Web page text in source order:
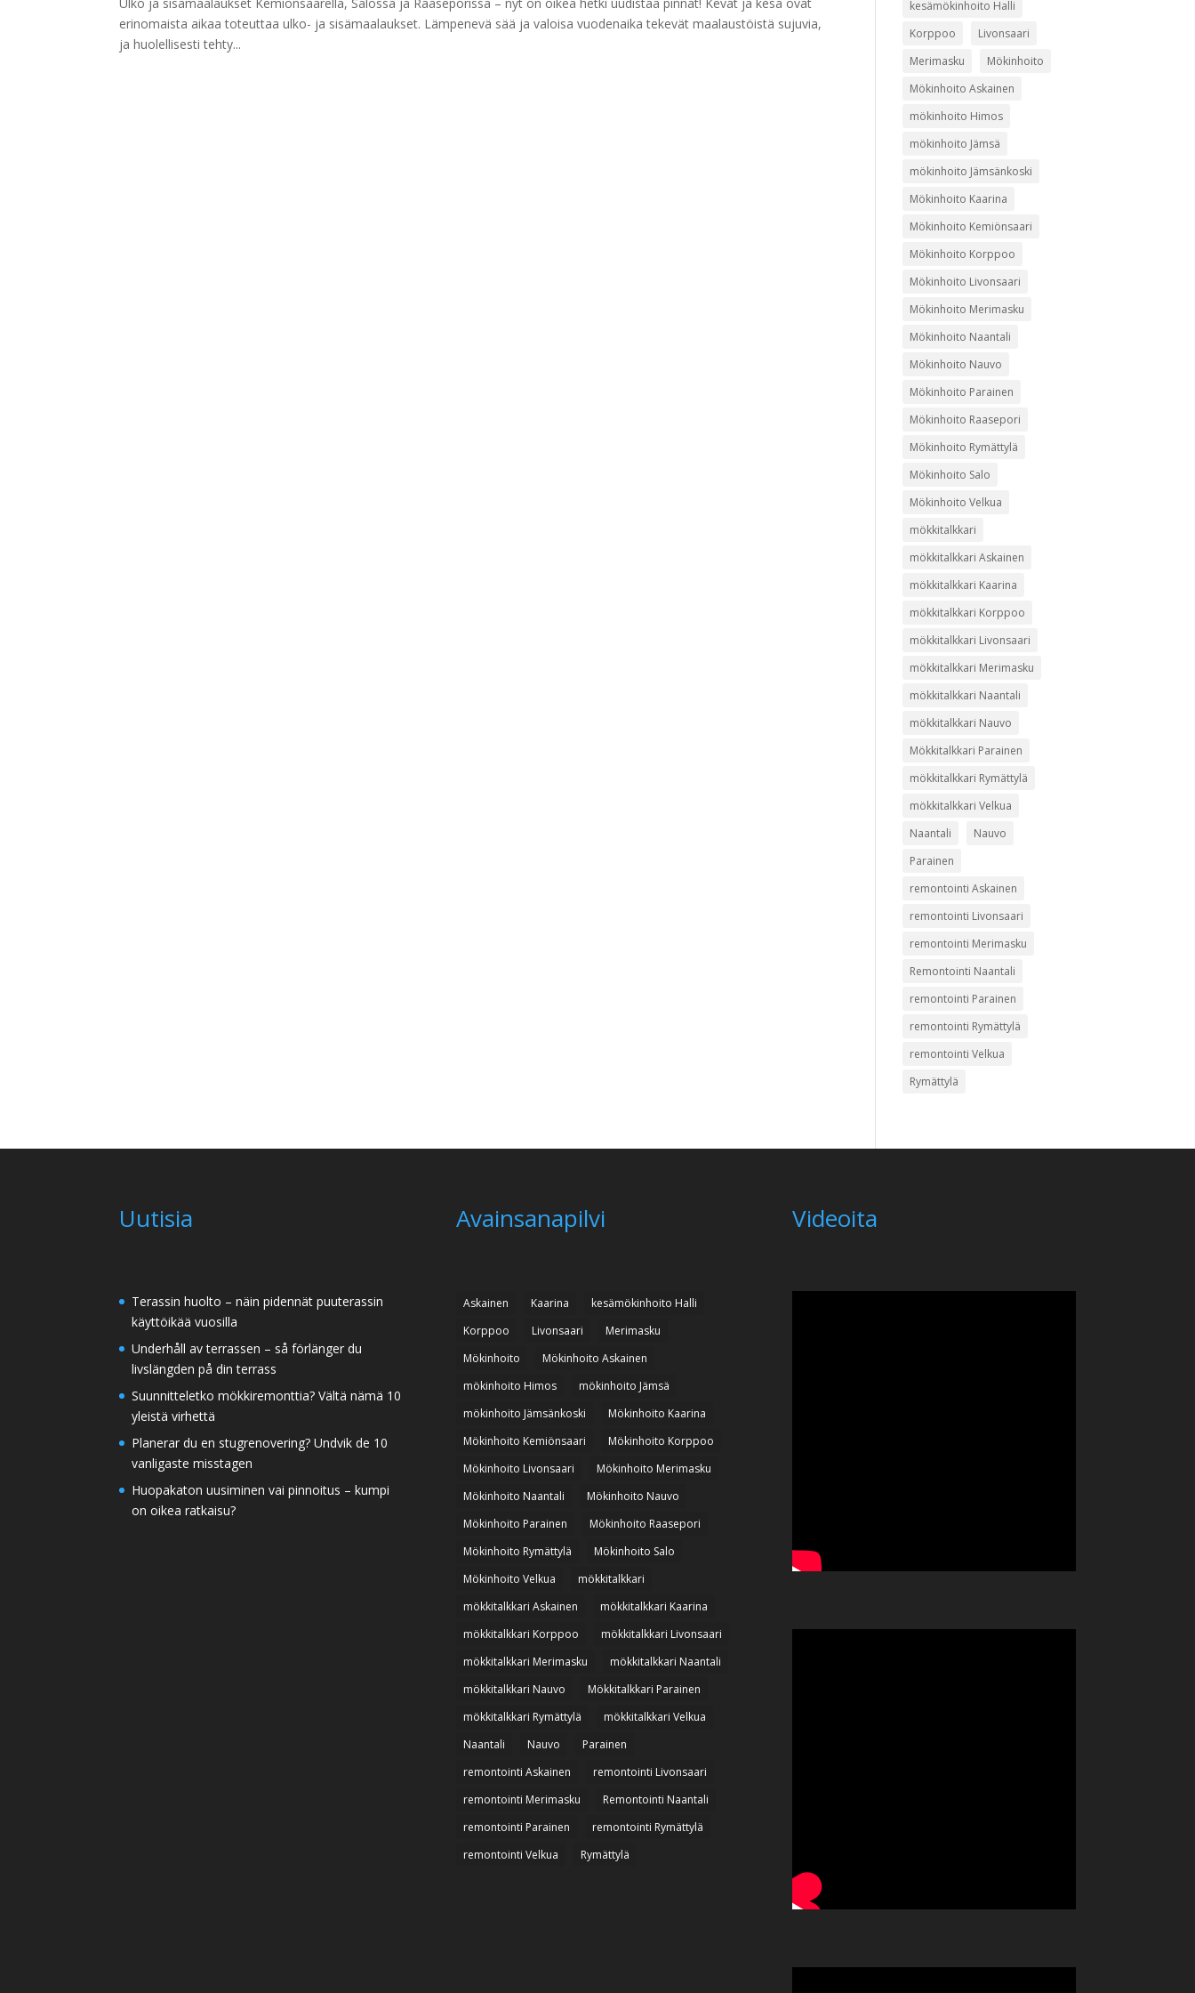
erinomaista aikaa toteuttaa ulko- ja sisämaalaukset. Lämpenevä sää ja valoisa vuodenaika tekevät maalaustöistä sujuvia,
ja huolellisesti tehty...
kesämökinhoito Halli
Korppoo
Livonsaari
Merimasku
Mökinhoito
Mökinhoito Askainen
mökinhoito Himos
mökinhoito Jämsä
mökinhoito Jämsänkoski
Mökinhoito Kaarina
Mökinhoito Kemiönsaari
Mökinhoito Korppoo
Mökinhoito Livonsaari
Mökinhoito Merimasku
Mökinhoito Naantali
Mökinhoito Nauvo
Mökinhoito Parainen
Mökinhoito Raasepori
Mökinhoito Rymättylä
Mökinhoito Salo
Mökinhoito Velkua
mökkitalkkari
mökkitalkkari Askainen
mökkitalkkari Kaarina
mökkitalkkari Korppoo
mökkitalkkari Livonsaari
mökkitalkkari Merimasku
mökkitalkkari Naantali
mökkitalkkari Nauvo
Mökkitalkkari Parainen
mökkitalkkari Rymättylä
mökkitalkkari Velkua
Naantali
Nauvo
Parainen
remontointi Askainen
remontointi Livonsaari
remontointi Merimasku
Remontointi Naantali
remontointi Parainen
remontointi Rymättylä
remontointi Velkua
Rymättylä
Uutisia
Terassin huolto – näin pidennät puuterassin
käyttöikää vuosilla
Underhåll av terrassen – så förlänger du
livslängden på din terrass
Suunnitteletko mökkiremonttia? Vältä nämä 10
yleistä virhettä
Planerar du en stugrenovering? Undvik de 10
vanligaste misstagen
Huopakaton uusiminen vai pinnoitus – kumpi
on oikea ratkaisu?
Avainsanapilvi
Askainen Kaarina
kesämökinhoito Halli
Korppoo
Livonsaari
Merimasku
Mökinhoito
Mökinhoito Askainen
mökinhoito Himos
mökinhoito Jämsä
mökinhoito Jämsänkoski
Mökinhoito Kaarina
Mökinhoito Kemiönsaari
Mökinhoito Korppoo
Mökinhoito Livonsaari
Mökinhoito Merimasku
Mökinhoito Naantali
Mökinhoito Nauvo
Mökinhoito Parainen
Mökinhoito Raasepori
Mökinhoito Rymättylä
Mökinhoito Salo
Mökinhoito Velkua
mökkitalkkari
mökkitalkkari Askainen
mökkitalkkari Kaarina
mökkitalkkari Korppoo
mökkitalkkari Livonsaari
mökkitalkkari Merimasku
mökkitalkkari Naantali
mökkitalkkari Nauvo
Mökkitalkkari Parainen
mökkitalkkari Rymättylä
mökkitalkkari Velkua
Naantali
Nauvo
Parainen
remontointi Askainen
remontointi Livonsaari
remontointi Merimasku
Remontointi Naantali
remontointi Parainen
remontointi Rymättylä
remontointi Velkua
Rymättylä
Videoita